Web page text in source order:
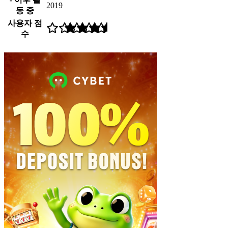
동 중
2019
사용자 점
수